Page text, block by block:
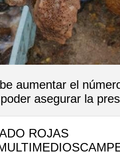
aumentar el
asegurar la
ROJAS